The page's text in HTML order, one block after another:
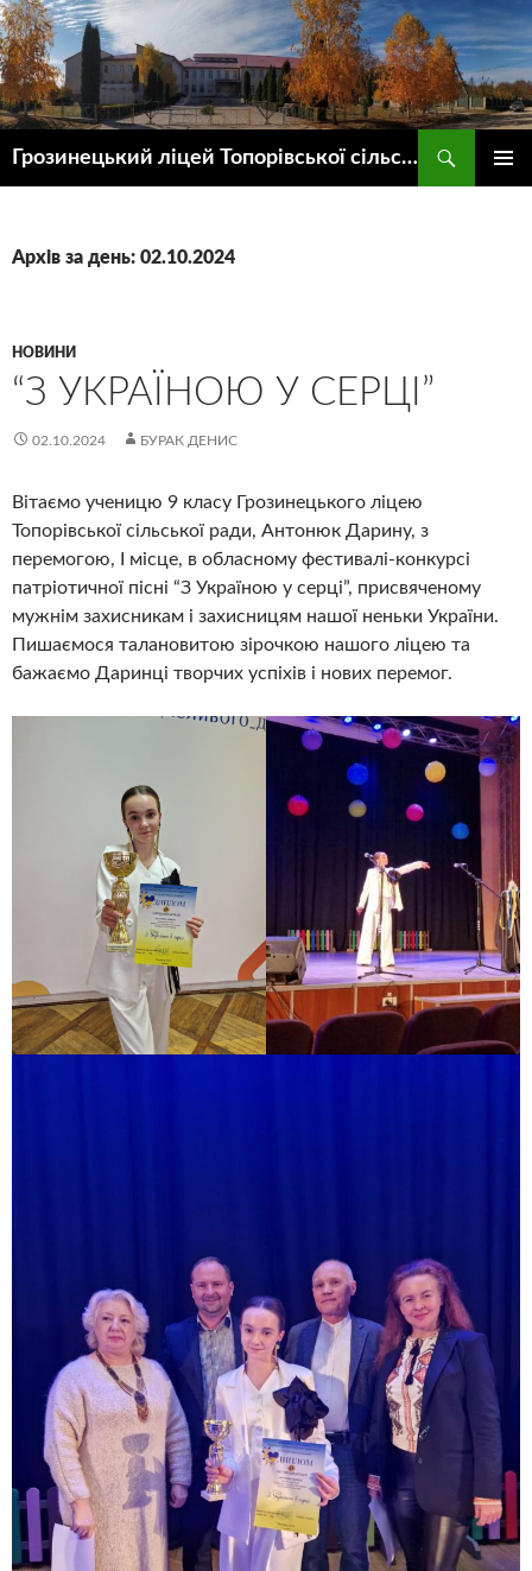
Грозинецький ліцей Топорівської сільської ради
Архів за день: 02.10.2024
НОВИНИ
“З УКРАЇНОЮ У СЕРЦІ”
02.10.2024 БУРАК ДЕНИС
Вітаємо ученицю 9 класу Грозинецького ліцею
Топорівської сільської ради, Антонюк Дарину, з
перемогою, І місце, в обласному фестивалі-конкурсі
патріотичної пісні “З Україною у серці”, присвяченому
мужнім захисникам і захисницям нашої неньки України.
Пишаємося талановитою зірочкою нашого ліцею та
бажаємо Даринці творчих успіхів і нових перемог.